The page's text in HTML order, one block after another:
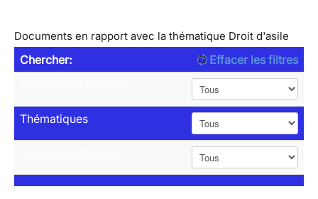
Documents en rapport avec la thématique Droit d'asile
Chercher:
Effacer les filtres
Thématiques